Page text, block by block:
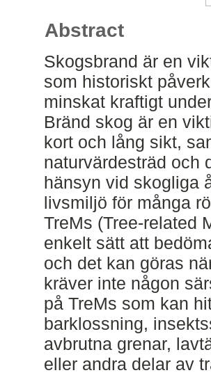
Abstract
Skogsbrand är en
som historiskt
minskat kraftigt
Bränd skog är en
kort och lång sikt,
naturvärdesträd och
hänsyn vid skogliga
livsmiljö för många
TreMs (Tree-related
enkelt sätt att
och det kan göras
kräver inte någon
på TreMs som kan
barklossning,
avbrutna grenar,
eller andra delar av